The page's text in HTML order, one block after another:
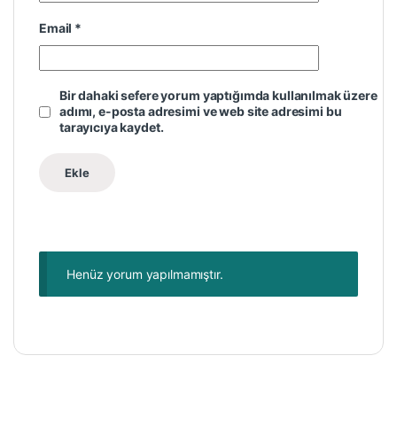
Email *
Bir dahaki sefere yorum yaptığımda kullanılmak üzere
adımı, e-posta adresimi ve web site adresimi bu
tarayıcıya kaydet.
Henüz yorum yapılmamıştır.